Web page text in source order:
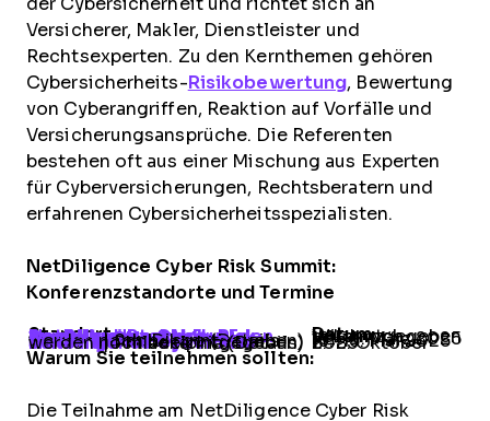
Versicherer, Makler, Dienstleister und
Rechtsexperten. Zu den Kernthemen gehören
Cybersicherheits- Risikobewertung, Bewertung
von Cyberangriffen, Reaktion auf Vorfälle und
Versicherungsansprüche. Die Referenten
bestehen oft aus einer Mischung aus Experten
für Cyberversicherungen, Rechtsberatern und
erfahrenen Cybersicherheitsspezialisten.
NetDiligence Cyber Risk Summit:
Konferenzstandorte und Termine
Standort Datum
NetDiligence Cyber Risk Summit|
Hotel Nobu-Eden Roc Miami Beach, FL Wird noch bekanntgegeben
NetDiligence Cyber Risk Summit|
Ritz-Carlton, Toronto, ON 18.-19. März 2025
NetDiligence Cyber Risk Summit
| San Diego (Details werden noch bekanntgegeben) 13.-15. Mai 2025
NetDiligence Cyber Risk Summit
| Philadelphia (Details werden noch bekanntgegeben) 6.-8. Oktober 2025
Warum Sie teilnehmen sollten:
Die Teilnahme am NetDiligence Cyber Risk